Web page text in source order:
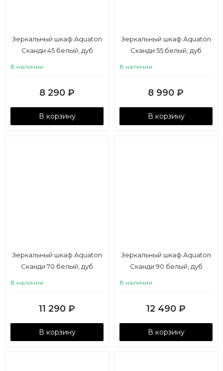
Зеркальный шкаф Aquaton
Сканди 45 белый, дуб
В наличии
8 290 ₽
В корзину
Зеркальный шкаф Aquaton
Сканди 55 белый, дуб
В наличии
8 990 ₽
В корзину
Зеркальный шкаф Aquaton
Сканди 70 белый, дуб
В наличии
11 290 ₽
В корзину
Зеркальный шкаф Aquaton
Сканди 90 белый, дуб
В наличии
12 490 ₽
В корзину